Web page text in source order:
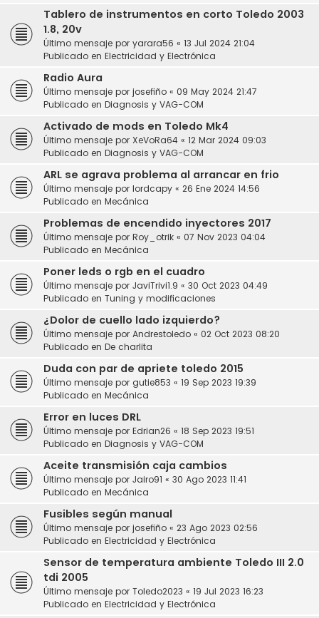
Tablero de instrumentos en corto Toledo 2003
1.8, 20v
Último mensaje por yarara56 « 13 Jul 2024 21:04
Publicado en Electricidad y Electrónica
Radio Aura
Último mensaje por josefiño « 09 May 2024 21:47
Publicado en Diagnosis y VAG-COM
Activado de mods en Toledo Mk4
Último mensaje por XeVoRa64 « 12 Mar 2024 09:03
Publicado en Diagnosis y VAG-COM
ARL se agrava problema al arrancar en frio
Último mensaje por lordcapy « 26 Ene 2024 14:56
Publicado en Mecánica
Problemas de encendido inyectores 2017
Último mensaje por Roy_otrik « 07 Nov 2023 04:04
Publicado en Mecánica
Poner leds o rgb en el cuadro
Último mensaje por JaviTrivi1.9 « 30 Oct 2023 04:49
Publicado en Tuning y modificaciones
¿Dolor de cuello lado izquierdo?
Último mensaje por Andrestoledo « 02 Oct 2023 08:20
Publicado en De charlita
Duda con par de apriete toledo 2015
Último mensaje por gutie853 « 19 Sep 2023 19:39
Publicado en Mecánica
Error en luces DRL
Último mensaje por Edrian26 « 18 Sep 2023 19:51
Publicado en Diagnosis y VAG-COM
Aceite transmisión caja cambios
Último mensaje por Jairo91 « 30 Ago 2023 11:41
Publicado en Mecánica
Fusibles según manual
Último mensaje por josefiño « 23 Ago 2023 02:56
Publicado en Electricidad y Electrónica
Sensor de temperatura ambiente Toledo III 2.0
tdi 2005
Último mensaje por Toledo2023 « 19 Jul 2023 16:23
Publicado en Electricidad y Electrónica